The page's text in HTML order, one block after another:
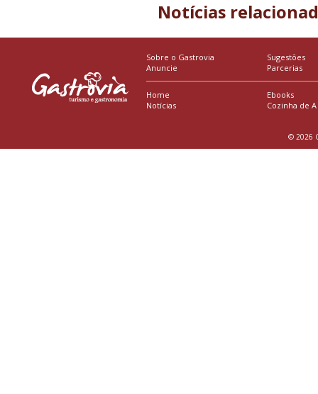
Notícias
Sobre o Gastrovia
Anuncie
Sugestões
Parcerias
Home
Notícias
Ebooks
Cozinha de A
© 2026